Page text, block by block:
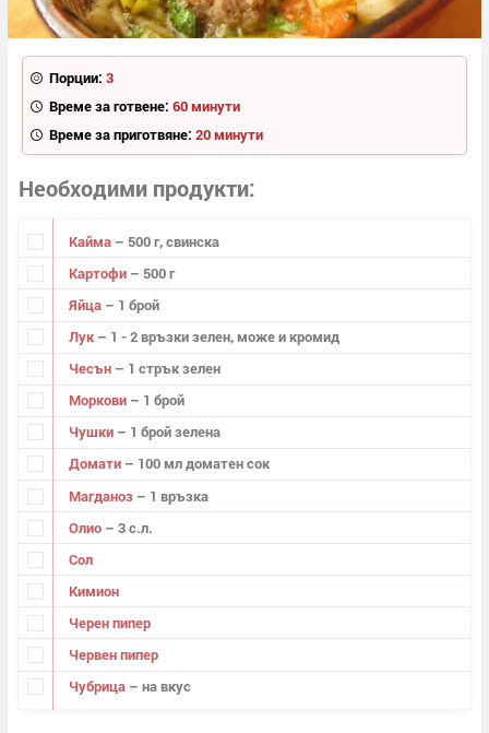
Порции: 3
Време за готвене: 60 минути
Време за приготвяне: 20 минути
Необходими продукти
Кайма – 500 г, свинска
Картофи – 500 г
Яйца – 1 брой
Лук – 1 - 2 връзки зелен, може и кромид
Чесън – 1 стрък зелен
Моркови – 1 брой
Чушки – 1 брой зелена
Домати – 100 мл доматен сок
Магданоз – 1 връзка
Олио – 3 с.л.
Сол
Кимион
Черен пипер
Червен пипер
Чубрица – на вкус